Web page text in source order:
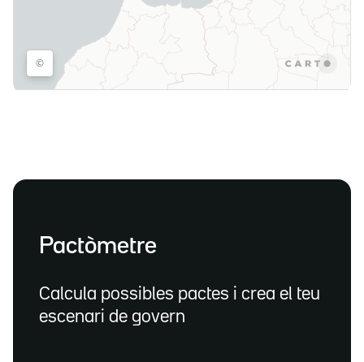
Pactòmetre
Calcula possibles pactes i crea el teu
escenari de govern